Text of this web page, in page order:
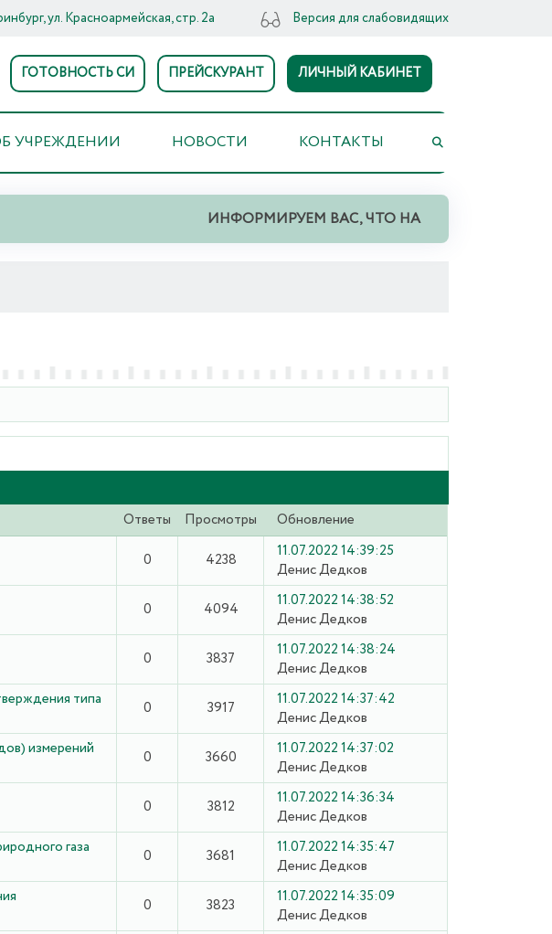
ул. Красноармейская, стр. 2а Версия для слабовидящих
ГОТОВНОСТЬ СИ ПРЕЙСКУРАНТ ЛИЧНЫЙ КАБИНЕТ
УЧРЕЖДЕНИИ НОВОСТИ КОНТАКТЫ
ИНФОРМИРУЕМ ВАС, ЧТО НА ТЕРРИТОРИИ
Ответы Просмотры
Обновление
0 4238
11.07.2022 14:39:25
Денис Дедков
0 4094
11.07.2022 14:38:52
Денис Дедков
0 3837
11.07.2022 14:38:24
Денис Дедков
типа
0 3917
11.07.2022 14:37:42
Денис Дедков
измерений
0 3660
11.07.2022 14:37:02
Денис Дедков
0 3812
11.07.2022 14:36:34
Денис Дедков
газа
0 3681
11.07.2022 14:35:47
Денис Дедков
0 3823
11.07.2022 14:35:09
Денис Дедков